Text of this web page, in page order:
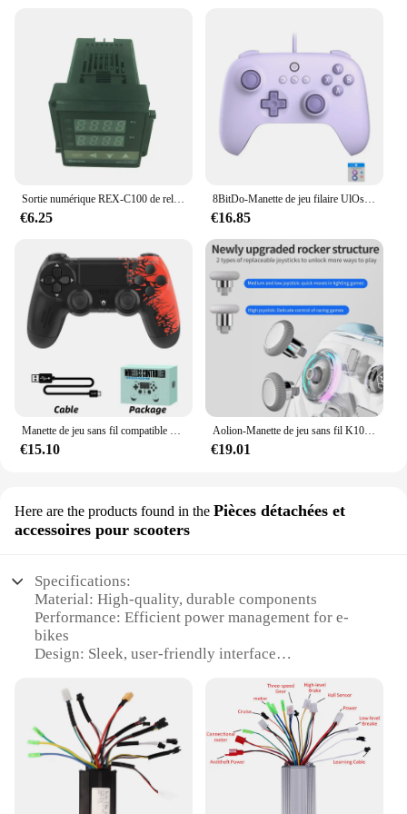
Sortie numérique REX-C100 de relais de thermostat de contrôleur de température + type capteur 48x48 de thermocouple de K
€6.25
8BitDo-Manette de jeu filaire UlOscar C/2C, contrôleur sans fil 2.4G pour PC,Windows 10, 11,Steam Deck,Raspberry Pi, Android
€16.85
Manette de jeu sans fil compatible Bluetooth Data Frog, manette pour PS4, Slim, Pro, console Spider, manette PC pour Playstation 4i
€15.10
Aolion-Manette de jeu sans fil K10 avec charge S6 RVB, manette à effet Hall, déclencheur pour Nintendo, 2025
€19.01
Here are the products found in the Pièces détachées et
accessoires pour scooters
Specifications:
Material: High-quality, durable components
Performance: Efficient power management for e-
bikes
Design: Sleek, user-friendly interface
Functionality: Comprehensive control over e-bike
settings
Size: Compact and lightweight for easy installation
Features: